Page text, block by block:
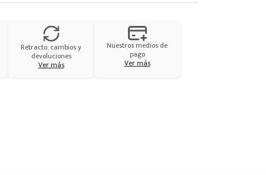
Retracto, cambios y
devoluciones
Ver más
Nuestros medios de
pago
Ver más